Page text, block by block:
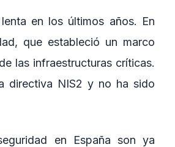
en los últimos años. En
que estableció un marco
las infraestructuras críticas.
directiva NIS2 y no ha sido
en España son ya